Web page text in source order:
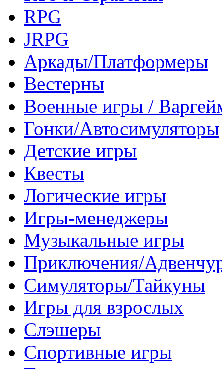
RPG
JRPG
Аркады/Платформеры
Вестерны
Военные игры /
Гонки/Автосимуляторы
Детские игры
Квесты
Логические игры
Игры-менеджеры
Музыкальные игры
Приключения/
Симуляторы/Тайкуны
Игры для взрослых
Слэшеры
Спортивные игры